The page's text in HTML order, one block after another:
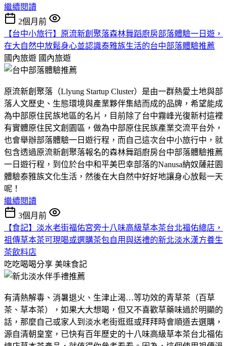
繼續閱讀
2個月前
【台中小旅行】原流新創聚落森林舞蹈廚房部落體驗一日遊，
在大自然中放鬆身心並認識泰雅族生活的台中部落體驗推薦
國內旅遊 國內旅遊
原流新創聚落（Llyung Startup Cluster）是由一群熱愛土地與部
落人文歷史、生態環境與產業夥伴集結而成的品牌，希望能成
為中部原住民族地區的名片，目前除了台中霧峰光復新村這裡
有實體原住民文創園區，做為中部原住民族產業交流平台外，
也會舉辦部落體驗一日遊行程，而自己這次台中小旅行中，就
包含透過原流新創聚落報名的森林舞蹈廚房台中部落體驗推薦
一日遊行程，到位於台中和平美巴幸部落的Nanusa納奴薩莊園
體驗泰雅族文化生活，然後在大自然中好好地讓身心放鬆一天
呢！
繼續閱讀
3個月前
【食記】淡水老街福佑宮旁十八味高級草本茶台北福佑總店，
祖傳草本茶可現喝或選購茶包自用與送禮的新北淡水漢方養生
茶飲料店
吃吃喝喝分享 美味食記
有清熱解毒、消暑退火、生津止渴…等功效的青草茶（百草
茶、草本茶），如果大大想喝，但又不喜歡草藥味過於明顯的
話，那麼自己或家人到淡水老街逛逛或拜拜時會順道去選購，
源自清朝皇室，已快有百年歷史的十八味高級草本茶台北福佑